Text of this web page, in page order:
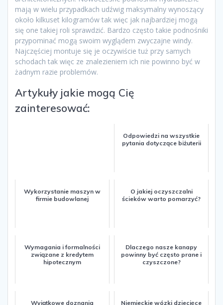
mają w wielu przypadkach udźwig maksymalny wynoszący
około kilkuset kilogramów tak więc jak najbardziej mogą
się one takiej roli sprawdzić. Bardzo często takie podnośniki
przypominać mogą swoim wyglądem zwyczajne windy.
Najczęściej montuje się je oczywiście tuż przy samych
schodach tak więc ze znalezieniem ich nie powinno być w
żadnym razie problemów.
Artykuły jakie mogą Cię
zainteresować:
Odpowiedzi na wszystkie
pytania dotyczące biżuterii
Wykorzystanie maszyn w
firmie budowlanej
O jakiej oczyszczalni
ścieków warto pomarzyć?
Wymagania i formalności
związane z kredytem
hipotecznym
Dlaczego nasze kanapy
powinny być często prane i
czyszczone?
Wyjątkowe doznania Niemieckie wózki dziecięce